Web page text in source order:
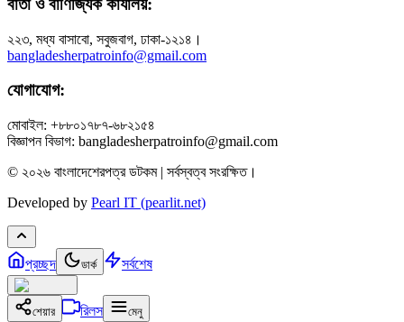
বার্তা ও বাণিজ্যিক কার্যালয়:
২২৩, মধ্য বাসাবো, সবুজবাগ, ঢাকা-১২১৪।
bangladesherpatroinfo@gmail.com
যোগাযোগ:
মোবাইল: +৮৮০১৭৮৭-৬৮২১৫৪
বিজ্ঞাপন বিভাগ: bangladesherpatroinfo@gmail.com
© ২০২৬ বাংলাদেশেরপত্র ডটকম | সর্বস্বত্ব সংরক্ষিত।
Developed by Pearl IT (pearlit.net)
প্রচ্ছদ ডার্ক সর্বশেষ
শেয়ার রিলস মেনু